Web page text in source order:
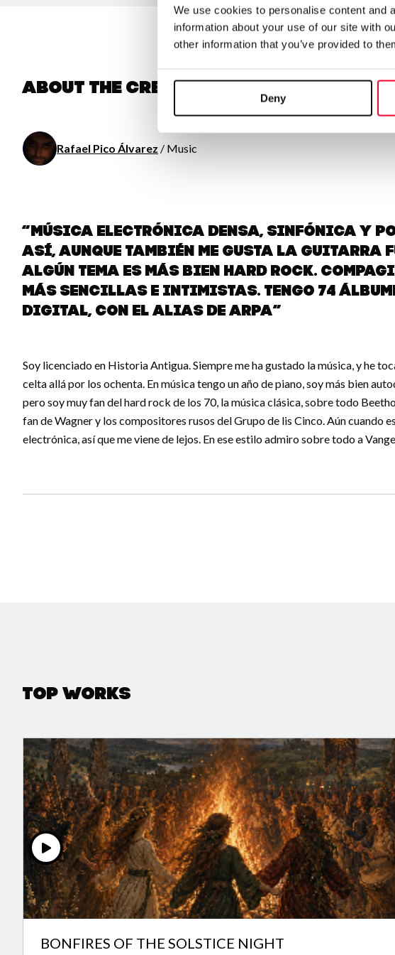
We use cookies to personalise content and
information about your use of our site with
other information that you’ve provided to
Deny
About the creator
Rafael Pico Álvarez / Music
“Música electrónica densa, sinfónica y
así, aunque también me gusta la guitarra
algún tema es más bien hard rock.
más sencillas e intimistas. Tengo 74
digital, con el alias de aRPA”
Soy licenciado en Historia Antigua. Siempre me ha gustado la música, y he
celta allá por los ochenta. En música tengo un año de piano, soy más bien
pero soy muy fan del hard rock de los 70, la música clásica, sobre todo
fan de Wagner y los compositores rusos del Grupo de lis Cinco. Aún cuando
electrónica, así que me viene de lejos. En ese estilo admiro sobre todo a
Top Works
BONFIRES OF THE SOLSTICE NIGHT